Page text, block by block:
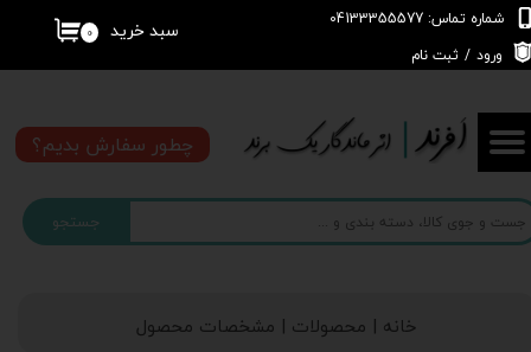
جستجو
شماره تماس: 04133355577
۰ سبد خرید
ورود / ثبت نام
حساب کاربری من
تغییر گذر واژه
سفارشات
خروج از حساب کاربری
چطور سفارش بدیم؟
خانه | محصولات | مشخصات محصول